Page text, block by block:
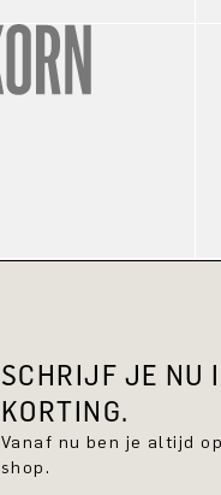
SCHRIJF JE NU
KORTING.
Vanaf nu ben je altijd
shop.